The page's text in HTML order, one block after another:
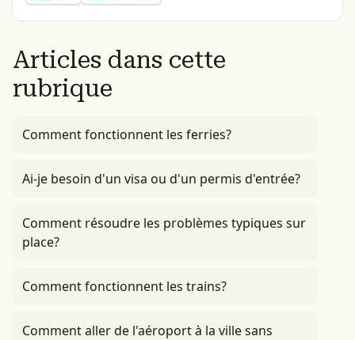
Articles dans cette
rubrique
Comment fonctionnent les ferries?
Ai-je besoin d'un visa ou d'un permis d'entrée?
Comment résoudre les problèmes typiques sur
place?
Comment fonctionnent les trains?
Comment aller de l'aéroport à la ville sans